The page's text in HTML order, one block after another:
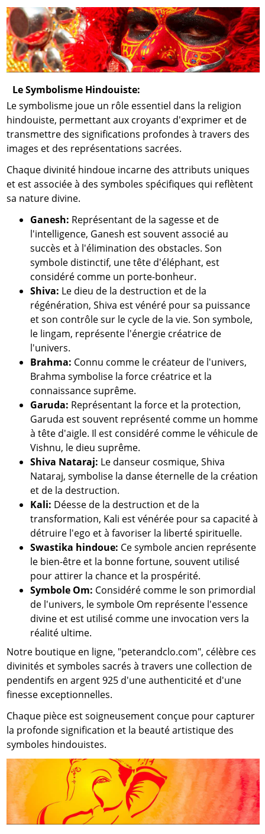
Le Symbolisme Hindouiste:
Le symbolisme joue un rôle essentiel dans la religion
hindouiste, permettant aux croyants d'exprimer et de
transmettre des significations profondes à travers des
images et des représentations sacrées.
Chaque divinité hindoue incarne des attributs uniques
et est associée à des symboles spécifiques qui reflètent
sa nature divine.
Ganesh: Représentant de la sagesse et de
l'intelligence, Ganesh est souvent associé au
succès et à l'élimination des obstacles. Son
symbole distinctif, une tête d'éléphant, est
considéré comme un porte-bonheur.
Shiva: Le dieu de la destruction et de la
régénération, Shiva est vénéré pour sa puissance
et son contrôle sur le cycle de la vie. Son symbole,
le lingam, représente l'énergie créatrice de
l'univers.
Brahma: Connu comme le créateur de l'univers,
Brahma symbolise la force créatrice et la
connaissance suprême.
Garuda: Représentant la force et la protection,
Garuda est souvent représenté comme un homme
à tête d'aigle. Il est considéré comme le véhicule de
Vishnu, le dieu suprême.
Shiva Nataraj: Le danseur cosmique, Shiva
Nataraj, symbolise la danse éternelle de la création
et de la destruction.
Kali: Déesse de la destruction et de la
transformation, Kali est vénérée pour sa capacité à
détruire l'ego et à favoriser la liberté spirituelle.
Swastika hindoue: Ce symbole ancien représente
le bien-être et la bonne fortune, souvent utilisé
pour attirer la chance et la prospérité.
Symbole Om: Considéré comme le son primordial
de l'univers, le symbole Om représente l'essence
divine et est utilisé comme une invocation vers la
réalité ultime.
Notre boutique en ligne, "peterandclo.com", célèbre ces
divinités et symboles sacrés à travers une collection de
pendentifs en argent 925 d'une authenticité et d'une
finesse exceptionnelles.
Chaque pièce est soigneusement conçue pour capturer
la profonde signification et la beauté artistique des
symboles hindouistes.